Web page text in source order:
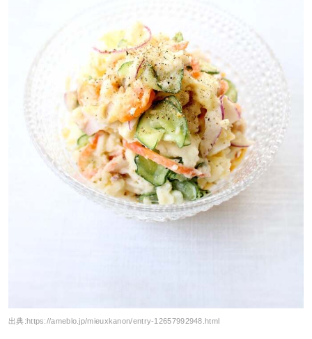
出典:https://ameblo.jp/mieuxkanon/entry-12657992948.html